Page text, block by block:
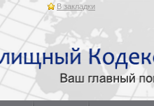
В закладки